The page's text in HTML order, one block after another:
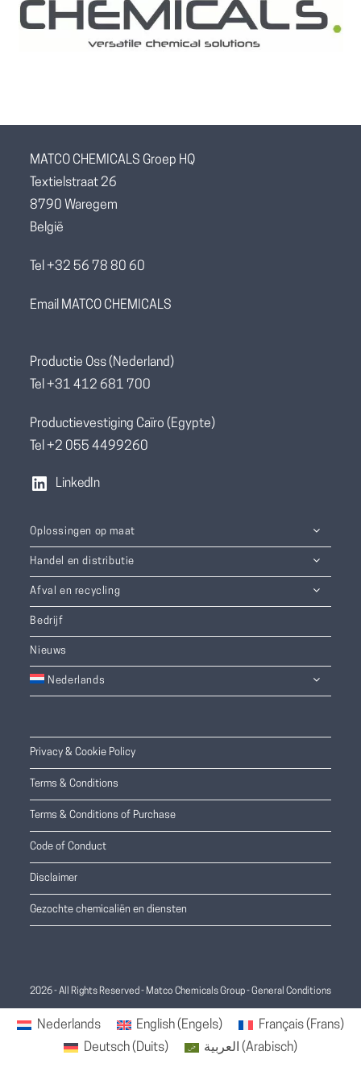
MATCO CHEMICALS Groep HQ
Textielstraat 26
8790 Waregem
België
Tel +32 56 78 80 60
Email MATCO CHEMICALS
Productie Oss (Nederland)
Tel +31 412 681 700
Productievestiging Caïro (Egypte)
Tel +2 055 4499260
LinkedIn
Oplossingen op maat
Handel en distributie
Afval en recycling
Bedrijf
Nieuws
Nederlands
Privacy & Cookie Policy
Terms & Conditions
Terms & Conditions of Purchase
Code of Conduct
Disclaimer
Gezochte chemicaliën en diensten
2026 - All Rights Reserved - Matco Chemicals Group -General Conditions
Nederlands English(Engels) Français(Frans)
Deutsch(Duits) العربية (Arabisch)